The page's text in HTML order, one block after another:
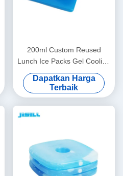
200ml Custom Reused
Lunch Ice Packs Gel Cooling
Plate Untuk Rumah Untuk
Makanan Beku
Dapatkan Harga
Terbaik